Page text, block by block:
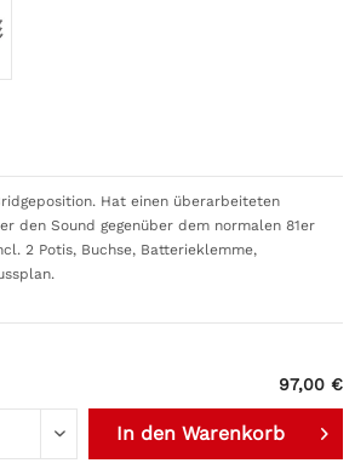
97,00 €
In den Warenkorb
Hat einen überarbeiteten
den Sound gegenüber dem normalen 81er
2 Potis, Buchse, Batterieklemme,